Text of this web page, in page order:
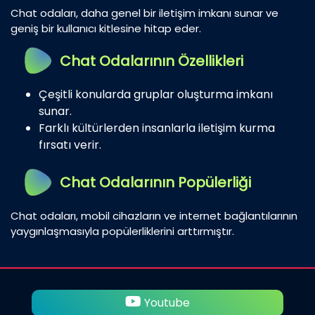
Chat odaları, daha genel bir iletişim imkanı sunar ve
geniş bir kullanıcı kitlesine hitap eder.
Chat Odalarının Özellikleri
Çeşitli konularda gruplar oluşturma imkanı
sunar.
Farklı kültürlerden insanlarla iletişim kurma
fırsatı verir.
Chat Odalarının Popülerliği
Chat odaları, mobil cihazların ve internet bağlantılarının
yaygınlaşmasıyla popülerliklerini arttırmıştır.
Twitter